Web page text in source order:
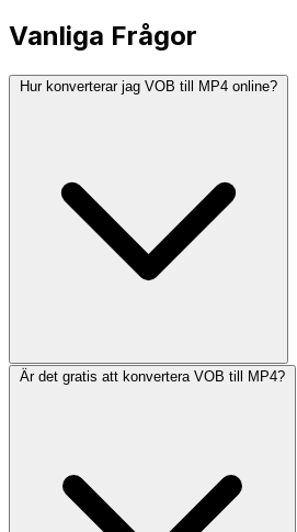
Vanliga Frågor
Hur konverterar jag VOB till MP4 online?
Är det gratis att konvertera VOB till MP4?